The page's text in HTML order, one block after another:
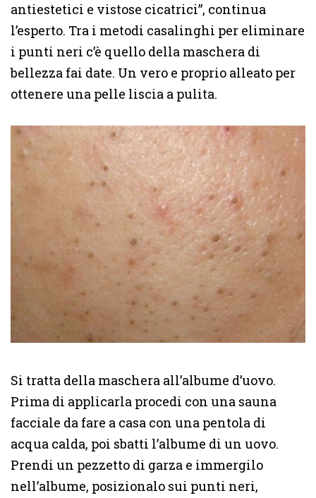
antiestetici e vistose cicatrici”, continua
l’esperto. Tra i metodi casalinghi per eliminare
i punti neri c’è quello della maschera di
bellezza fai date. Un vero e proprio alleato per
ottenere una pelle liscia a pulita.
Si tratta della maschera all’albume d’uovo.
Prima di applicarla procedi con una sauna
facciale da fare a casa con una pentola di
acqua calda, poi sbatti l’albume di un uovo.
Prendi un pezzetto di garza e immergilo
nell’albume, posizionalo sui punti neri,